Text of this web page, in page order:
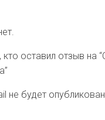
оставил отзыв на
не будет